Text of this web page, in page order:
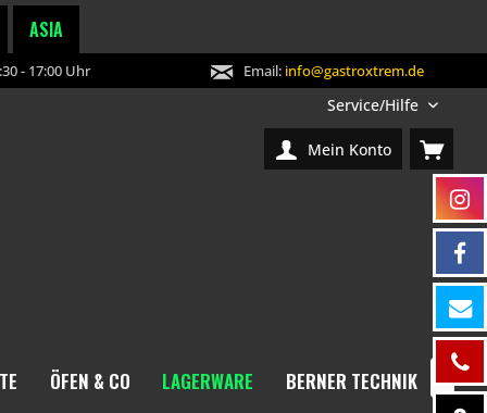
ASIA
- 17:00 Uhr Email: info@gastroxtrem.de
Service/Hilfe
Mein Konto
ÖFEN & CO LAGERWARE BERNER TECHNIK